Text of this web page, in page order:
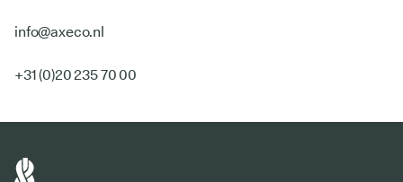
info@axeco.nl
+31 (0)20 235 70 00